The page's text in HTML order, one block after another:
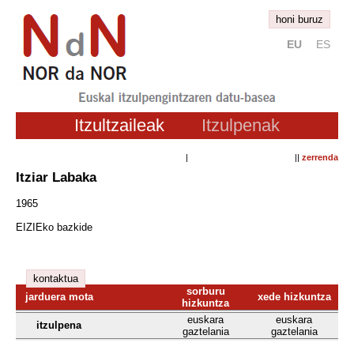
honi buruz
EU ES
Itzultzaileak Itzulpenak
| || zerrenda
Itziar Labaka
1965
EIZIEko bazkide
kontaktua
jarduera mota
sorburu
hizkuntza
xede hizkuntza
itzulpena
euskara
gaztelania
euskara
gaztelania